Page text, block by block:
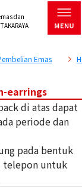
dan
Emas
earrings
di atas dapat
periode dan
pada bentuk
telepon untuk